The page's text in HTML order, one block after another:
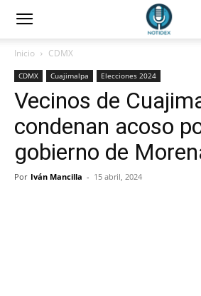
Inicio CDMX
CDMX Cuajimalpa Elecciones 2024
Vecinos de
condenan acoso
gobierno de
Por Iván Mancilla - 15 abril, 2024